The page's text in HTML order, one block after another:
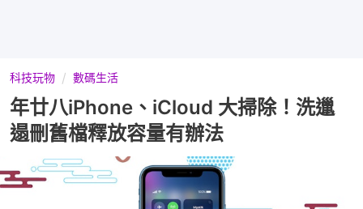
科技玩物 數碼生活
年廿八iPhone、iCloud 大掃除！洗邋
遢刪舊檔釋放容量有辦法